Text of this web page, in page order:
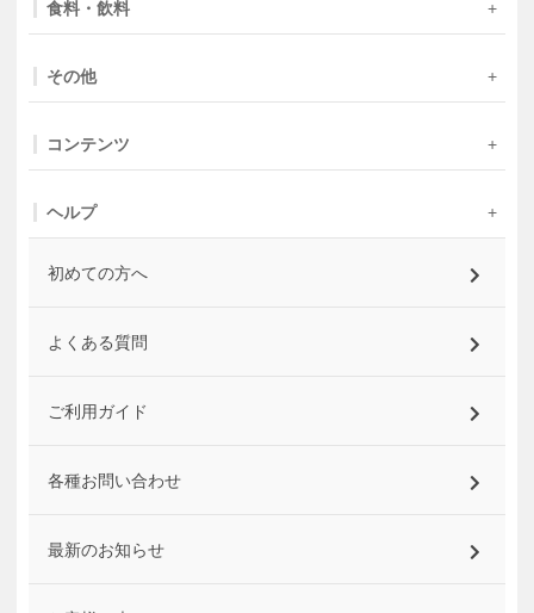
食料・飲料
その他
コンテンツ
ヘルプ
初めての方へ
よくある質問
ご利用ガイド
各種お問い合わせ
最新のお知らせ